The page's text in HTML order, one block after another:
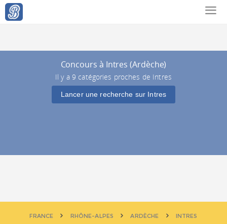
Concours à Intres (Ardèche)
Il y a 9 catégories proches de Intres
Lancer une recherche sur Intres
FRANCE RHÔNE-ALPES ARDÈCHE INTRES